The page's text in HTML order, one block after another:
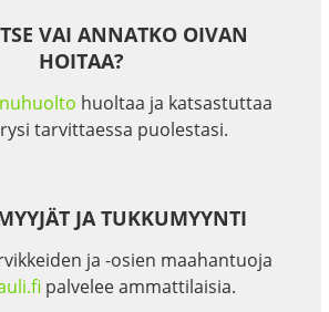
VAI ANNATKO OIVAN
HOITAA?
huoltaa ja katsastuttaa
tarvittaessa puolestasi.
JA TUKKUMYYNTI
ja -osien maahantuoja
palvelee ammattilaisia.